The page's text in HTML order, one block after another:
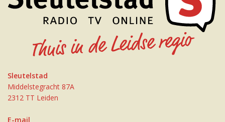
Sleutelstad
Middelstegracht 87A
2312 TT Leiden
E-mail